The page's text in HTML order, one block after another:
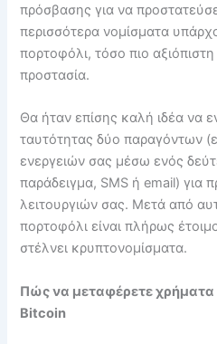
πρόσβασης για να
περισσότερα νομίσματα
πορτοφόλι, τόσο πιο αξιόπιστη
προστασία.
Θα ήταν επίσης καλή ιδέα να
ταυτότητας δύο παραγόντων
ενεργειών σας μέσω ενός
παράδειγμα, SMS ή email) για
λειτουργιών σας. Μετά από
πορτοφόλι είναι πλήρως
στέλνει κρυπτονομίσματα.
Πώς να μεταφέρετε χρήματα
Bitcoin